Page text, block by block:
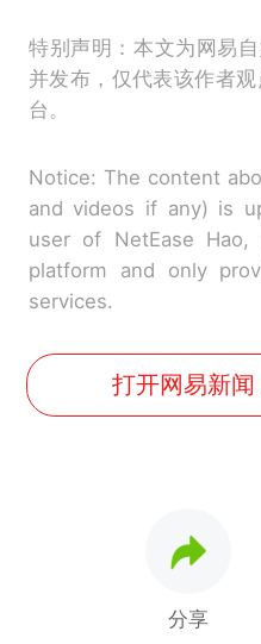
特别声明：本文为网易
并发布，仅代表该作者
台。
Notice: The content
and videos if any) is
user of NetEase
platform and only
services.
打开网易新
分享